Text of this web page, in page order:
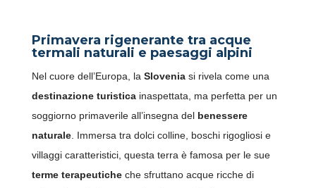
Primavera rigenerante tra acque
termali naturali e paesaggi alpini
Nel cuore dell’Europa, la Sloveniasi rivela come una
destinazione turisticainaspettata, ma perfetta per un
soggiorno primaverile all’insegna del benessere
naturale. Immersa tra dolci colline, boschi rigogliosi e
villaggi caratteristici, questa terra è famosa per le sue
terme terapeuticheche sfruttano acque ricche di